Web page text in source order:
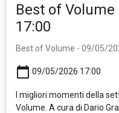
Best of
17:00
Best of Volume - 09/05/
calendar_today 09/05/2026 17:00
I migliori momenti della
Volume. A cura di Dario